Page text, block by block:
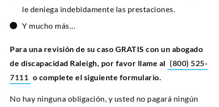
le deniega indebidamente las prestaciones.
Y mucho más…
Para una revisión de su caso GRATIS con un abogado
de discapacidad Raleigh, por favor llame al (800) 525-
7111 o complete el siguiente formulario.
No hay ninguna obligación, y usted no pagará ningún